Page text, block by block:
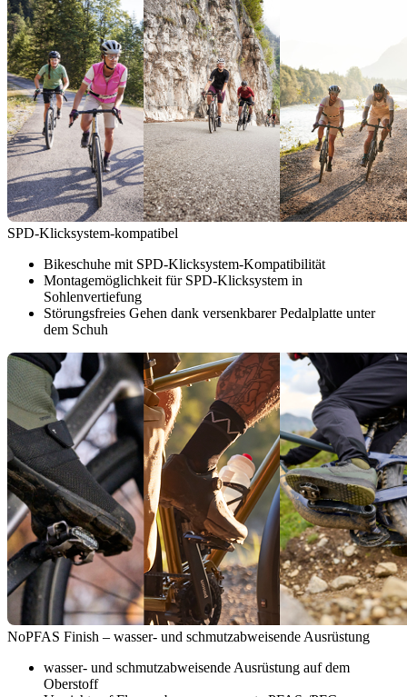
SPD-Klicksystem-kompatibel
Bikeschuhe mit SPD-Klicksystem-Kompatibilität
Montagemöglichkeit für SPD-Klicksystem in
Sohlenvertiefung
Störungsfreies Gehen dank versenkbarer Pedalplatte unter
dem Schuh
NoPFAS Finish – wasser- und schmutzabweisende Ausrüstung
wasser- und schmutzabweisende Ausrüstung auf dem
Oberstoff